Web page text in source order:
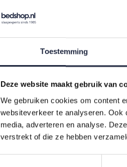
Toestemming
Deze website maakt gebruik van
We gebruiken cookies om content
websiteverkeer te analyseren.
media, adverteren en analyse.
verstrekt of die ze hebben